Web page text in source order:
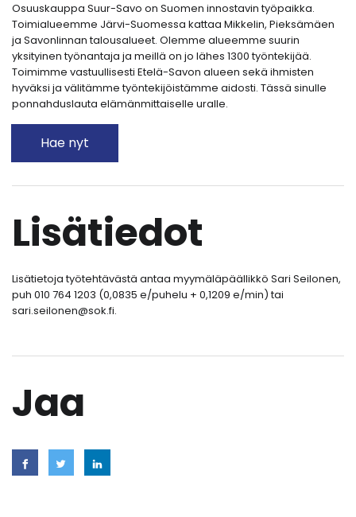
Osuuskauppa Suur-Savo on Suomen innostavin työpaikka.
Toimialueemme Järvi-Suomessa kattaa Mikkelin, Pieksämäen
ja Savonlinnan talousalueet. Olemme alueemme suurin
yksityinen työnantaja ja meillä on jo lähes 1300 työntekijää.
Toimimme vastuullisesti Etelä-Savon alueen sekä ihmisten
hyväksi ja välitämme työntekijöistämme aidosti. Tässä sinulle
ponnahduslauta elämänmittaiselle uralle.
Hae nyt
Lisätiedot
Lisätietoja työtehtävästä antaa myymäläpäällikkö Sari Seilonen,
puh 010 764 1203 (0,0835 e/puhelu + 0,1209 e/min) tai
sari.seilonen@sok.fi.
Jaa